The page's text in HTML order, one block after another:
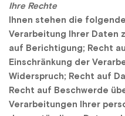
Ihre Rechte
Ihnen stehen die
Verarbeitung Ihrer Daten
auf Berichtigung; Recht
Einschränkung der
Widerspruch; Recht auf
Recht auf Beschwerde
Verarbeitungen Ihrer